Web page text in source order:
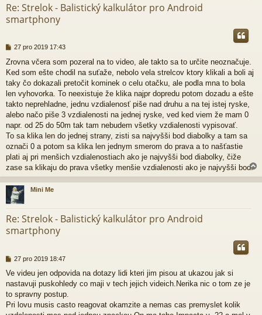
Re: Strelok - Balistický kalkulátor pro Android
smartphony
P
í
s
p
ě
v
e
k
27 pro 2019 17:43
Zrovna včera som pozeral na to video, ale takto sa to určite neoznačuje.
Ked som ešte chodil na suťaže, nebolo vela strelcov ktory klikali a boli aj
taky čo dokazali pretočit kominek o celu otačku, ale podla mna to bola
len vyhovorka. To neexistuje že klika najpr dopredu potom dozadu a ešte
takto neprehladne, jednu vzdialenosť piše nad druhu a na tej istej ryske,
alebo načo piše 3 vzdialenosti na jednej ryske, ved ked viem že mam 0
napr. od 25 do 50m tak tam nebudem všetky vzdialenosti vypisovať.
To sa klika len do jednej strany, zisti sa najvyšši bod diabolky a tam sa
označi 0 a potom sa klika len jednym smerom do prava a to našťastie
plati aj pri menšich vzdialenostiach ako je najvyšši bod diabolky, čiže
zase sa klikaju do prava všetky menšie vzdialenosti ako je najvyšši bod.
a
h
Mini Me
Re: Strelok - Balistický kalkulátor pro Android
smartphony
P
í
s
p
ě
27 pro 2019 18:47
Ve videu jen odpovida na dotazy lidi kteri jim pisou at ukazou jak si
nastavuji puskohledy co maji v tech jejich videich.Nerika nic o tom ze je
to spravny postup.
Pri lovu musis casto reagovat okamzite a nemas cas premyslet kolik